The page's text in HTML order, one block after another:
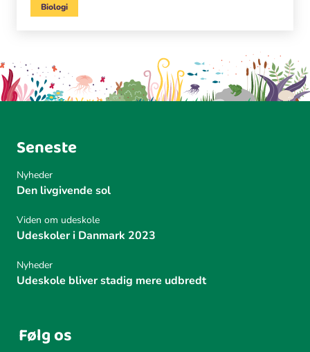
Biologi
Seneste
Nyheder
Den livgivende sol
Viden om udeskole
Udeskoler i Danmark 2023
Nyheder
Udeskole bliver stadig mere udbredt
Følg os